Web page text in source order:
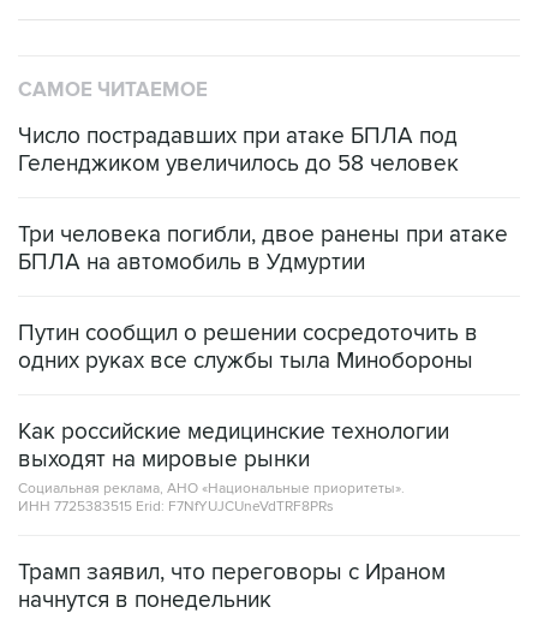
САМОЕ ЧИТАЕМОЕ
Число пострадавших при атаке БПЛА под
Геленджиком увеличилось до 58 человек
Три человека погибли, двое ранены при атаке
БПЛА на автомобиль в Удмуртии
Путин сообщил о решении сосредоточить в
одних руках все службы тыла Минобороны
Как российские медицинские технологии
выходят на мировые рынки
Социальная реклама, АНО «Национальные приоритеты».
ИНН 7725383515 Erid: F7NfYUJCUneVdTRF8PRs
Трамп заявил, что переговоры с Ираном
начнутся в понедельник